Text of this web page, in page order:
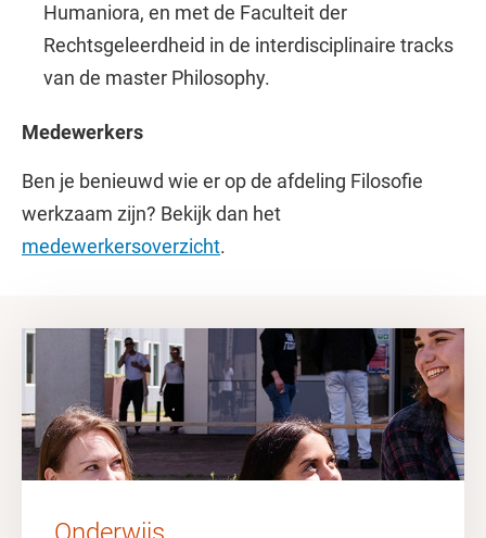
Humaniora, en met de Faculteit der
Rechtsgeleerdheid in de interdisciplinaire tracks
van de master Philosophy.
Medewerkers
Ben je benieuwd wie er op de afdeling Filosofie
werkzaam zijn? Bekijk dan het
medewerkersoverzicht.